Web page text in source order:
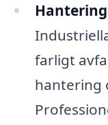
farligt
hantering